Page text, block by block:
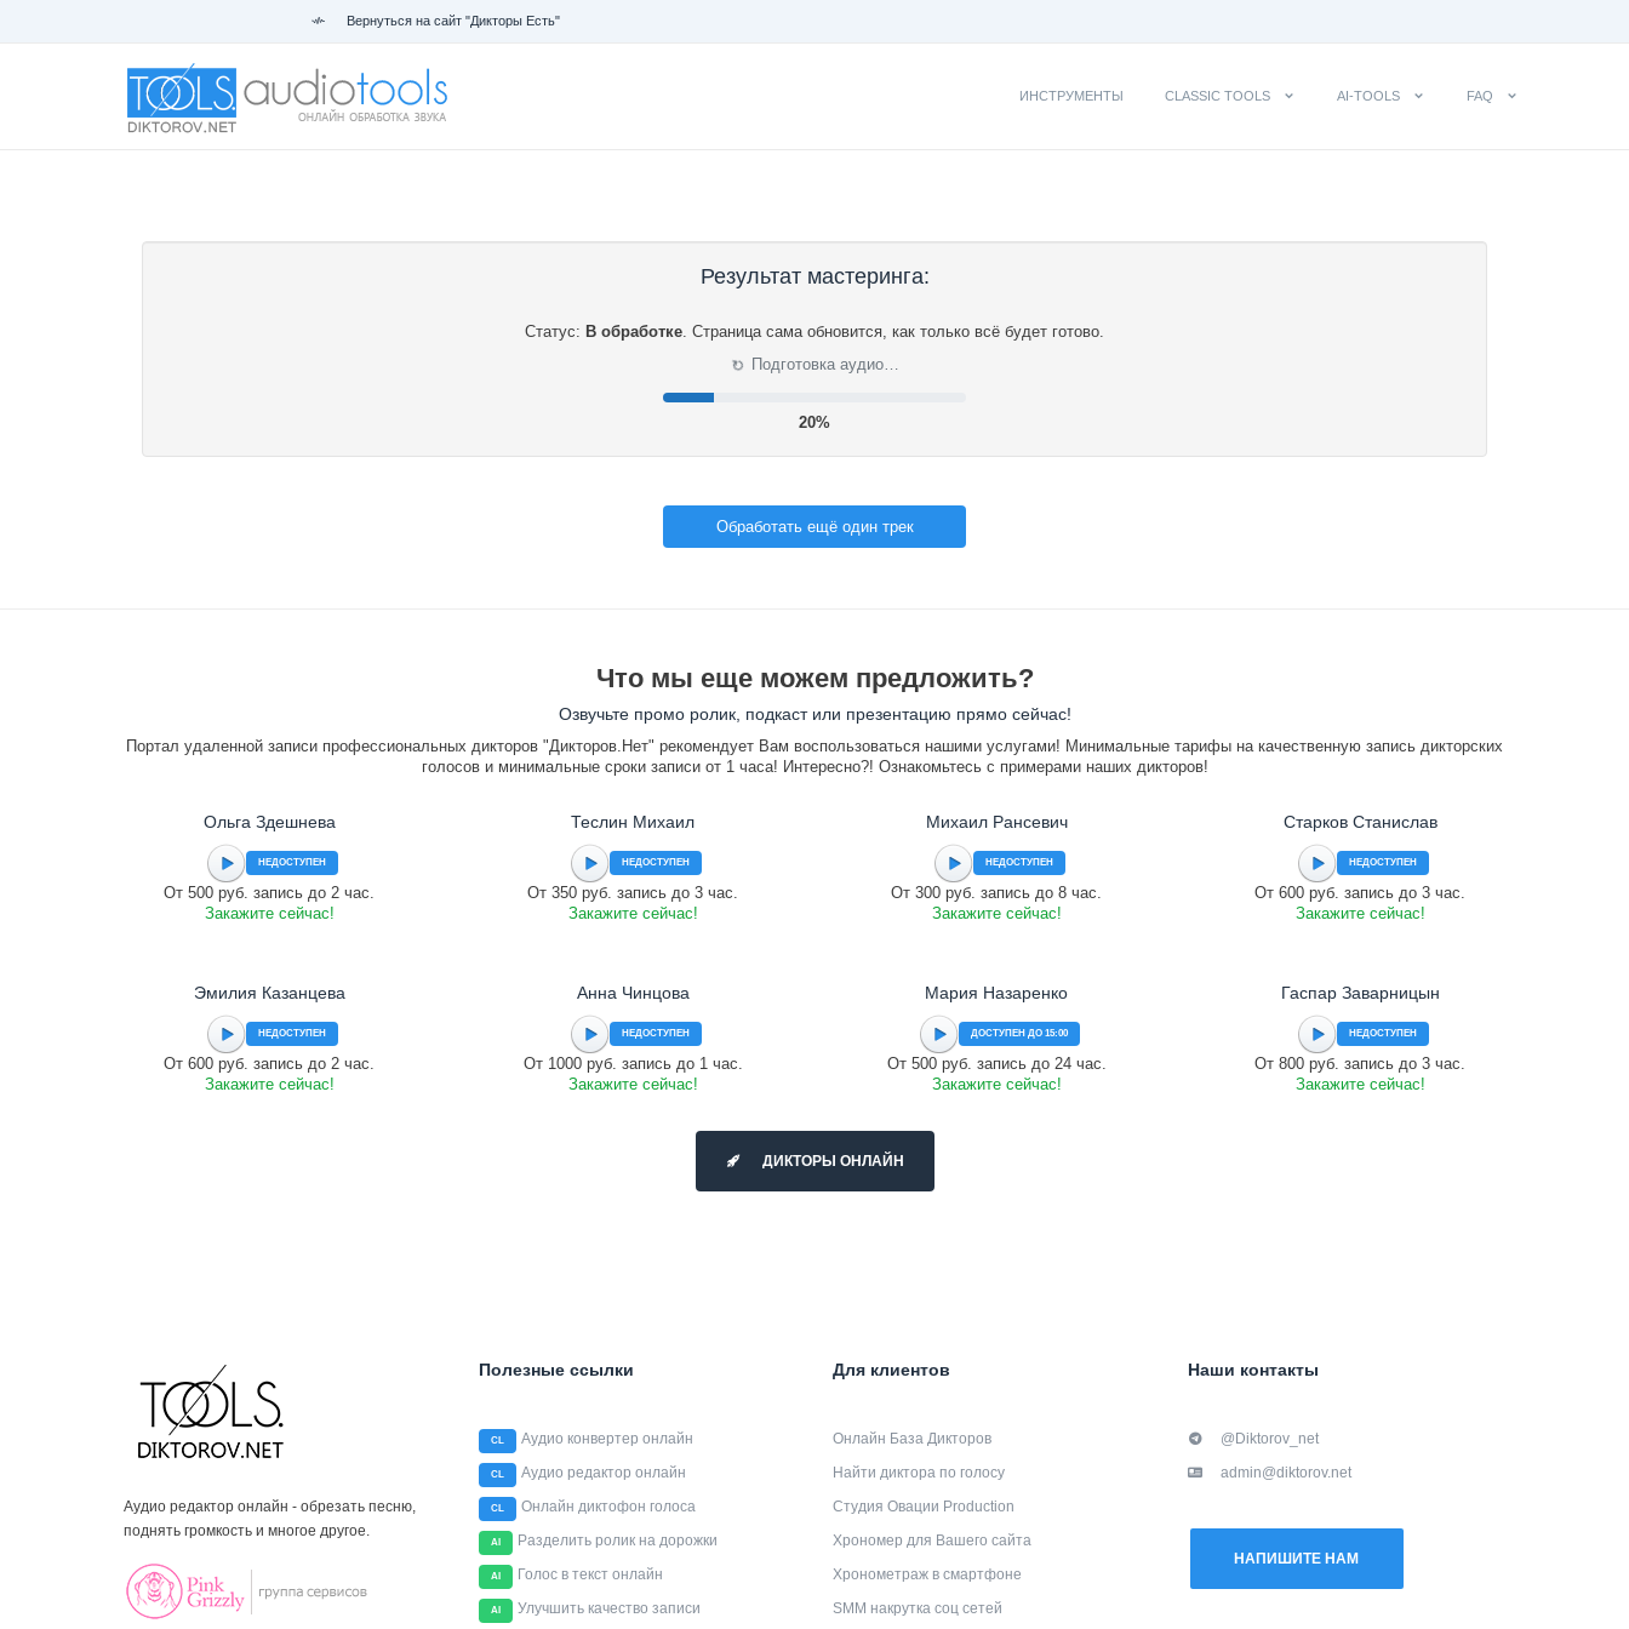
Вернуться на сайт "Дикторы Есть"
ИНСТРУМЕНТЫ CLASSIC TOOLS AI-TOOLS FAQ
Результат мастеринга:
Статус: В обработке. Страница сама обновится, как только всё будет готово.
⟳ Подготовка аудио…
21%
Обработать ещё один трек
Что мы еще можем предложить?
Озвучьте промо ролик, подкаст или презентацию прямо сейчас!
Портал удаленной записи профессиональных дикторов "Дикторов.Нет" рекомендует Вам воспользоваться нашими услугами! Минимальные тарифы на качественную запись дикторских
голосов и минимальные сроки записи от 1 часа! Интересно?! Ознакомьтесь с примерами наших дикторов!
Ольга Здешнева
НЕДОСТУПЕН
От 500 руб. запись до 2 час.
Закажите сейчас!
Теслин Михаил
НЕДОСТУПЕН
От 350 руб. запись до 3 час.
Закажите сейчас!
Михаил Рансевич
НЕДОСТУПЕН
От 300 руб. запись до 8 час.
Закажите сейчас!
Старков Станислав
НЕДОСТУПЕН
От 600 руб. запись до 3 час.
Закажите сейчас!
Эмилия Казанцева
НЕДОСТУПЕН
От 600 руб. запись до 2 час.
Закажите сейчас!
Анна Чинцова
НЕДОСТУПЕН
От 1000 руб. запись до 1 час.
Закажите сейчас!
Мария Назаренко
ДОСТУПЕН ДО 15:00
От 500 руб. запись до 24 час.
Закажите сейчас!
Гаспар Заварницын
НЕДОСТУПЕН
От 800 руб. запись до 3 час.
Закажите сейчас!
ДИКТОРЫ ОНЛАЙН
Аудио редактор онлайн - обрезать песню,
поднять громкость и многое другое.
Полезные ссылки
CL Аудио конвертер онлайн
CL Аудио редактор онлайн
CL Онлайн диктофон голоса
AI Разделить ролик на дорожки
AI Голос в текст онлайн
AI Улучшить качество записи
Для клиентов
Онлайн База Дикторов
Найти диктора по голосу
Студия Овации Production
Хрономер для Вашего сайта
Хронометраж в смартфоне
SMM накрутка соц сетей
Наши контакты
@Diktorov_net
admin@diktorov.net
НАПИШИТЕ НАМ